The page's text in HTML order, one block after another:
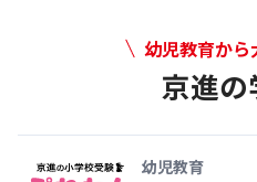
幼児教育から
京進
幼児教育